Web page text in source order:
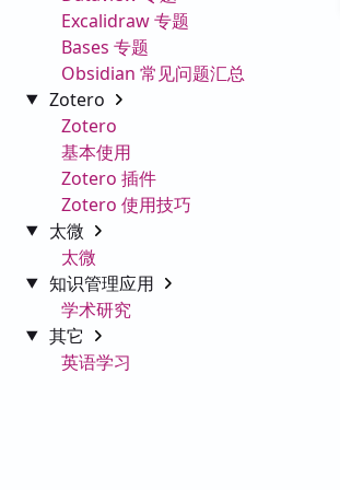
Excalidraw 专题
Bases 专题
Obsidian 常见问题汇总
Zotero
Zotero
基本使用
Zotero 插件
Zotero 使用技巧
太微
太微
知识管理应用
学术研究
其它
英语学习